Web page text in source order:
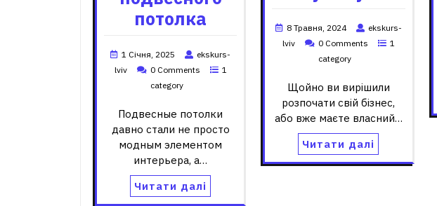
потолка
1 Січня, 2025
ekskurs-
lviv
0 Comments
1
category
Подвесные потолки
давно стали не просто
модным элементом
интерьера, а…
Читати далі
8 Травня, 2024
ekskurs-
lviv
0 Comments
1
category
Щойно ви вирішили
розпочати свій бізнес,
або вже маєте власний…
Читати далі